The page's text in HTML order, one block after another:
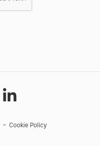
Cookie Policy